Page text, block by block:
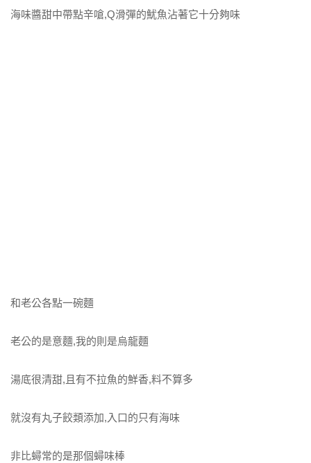
海味醬甜中帶點辛嗆,Q滑彈的魷魚沾著它十分夠味
和老公各點一碗麵
老公的是意麵,我的則是烏龍麵
湯底很清甜,且有不拉魚的鮮香,料不算多
就沒有丸子餃類添加,入口的只有海味
非比蟳常的是那個蟳味棒